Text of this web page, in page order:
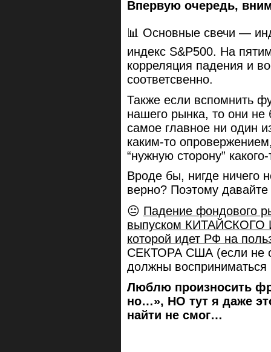
Впервую очередь,
📊 Основные свечи —
индекс S&P500. На
корреляция падения и
соответсвенно.
Также если вспомнить
нашего рынка, то они не
самое главное ни один
каким-то
“нужную сторону”
Вроде бы, нигде ничего
верно? Поэтому
😐 Падение фондового
выпуском КИТАЙСКОГО
которой идет РФ на
СЕКТОРА США (если не
должны восприниматься
Люблю произносить
но…», НО тут я даже
найти не смог…